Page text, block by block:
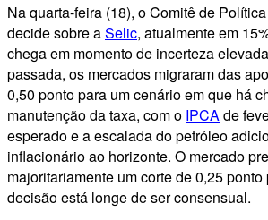
Na quarta-feira (18), o Comitê de
decide sobre aSelic, atualmente em
chega em momento de incerteza
passada, os mercados migraram das
0,50 ponto para um cenário em que há
manutenção da taxa, com o IPCAde
esperado e a escalada do petróleo
inflacionário ao horizonte. O mercado
majoritariamente um corte de 0,25
decisão está longe de ser consensual.